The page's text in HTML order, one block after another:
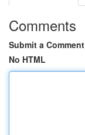
Comments
Submit a Comment
No HTML